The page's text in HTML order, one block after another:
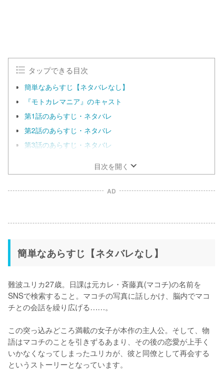
タップできる目次
簡単なあらすじ【ネタバレなし】
『モトカレマニア』のキャスト
第1話のあらすじ・ネタバレ
第2話のあらすじ・ネタバレ
第3話のあらすじ・ネタバレ
目次を開く
AD
簡単なあらすじ【ネタバレなし】
難波ユリカ27歳。日課は元カレ・斉藤真(マコチ)の名前を
SNSで検索すること。マコチの写真に話しかけ、脳内でマコ
チとの会話を繰り広げる……。
この突っ込みどころ満載の女子が本作の主人公。そして、物
語はマコチのことを引きずるあまり、その後の恋愛が上手く
いかなくなってしまったユリカが、彼と同僚として再会する
というストーリーとなっています。